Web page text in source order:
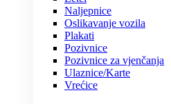
Naljepnice
Oslikavanje vozila
Plakati
Pozivnice
Pozivnice za vjenčanja
Ulaznice/Karte
Vrećice